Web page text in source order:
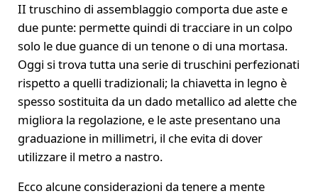
II truschino di assemblaggio comporta due aste e
due punte: permette quindi di tracciare in un colpo
solo le due guance di un tenone o di una mortasa.
Oggi si trova tutta una serie di truschini perfezionati
rispetto a quelli tradizionali; la chiavetta in legno è
spesso sostituita da un dado metallico ad alette che
migliora la regolazione, e le aste presentano una
graduazione in millimetri, il che evita di dover
utilizzare il metro a nastro.
Ecco alcune considerazioni da tenere a mente